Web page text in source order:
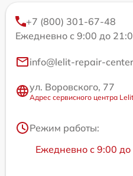
+7 (800) 301-67-48
Ежедневно с 9:00 до
info@lelit-repair-
ул. Воровского, 77
Адрес сервисного центра Lelit
Режим работы:
Ежедневно с 9:00